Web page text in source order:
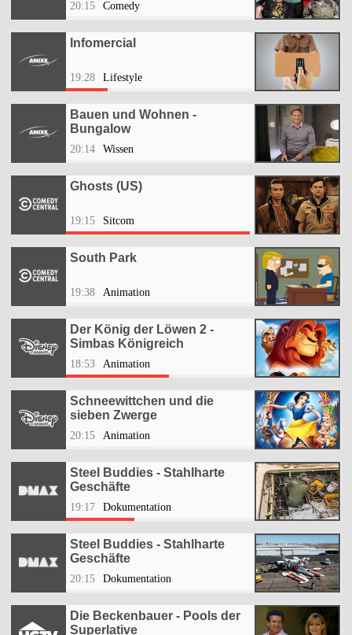
20:15 Comedy
Infomercial
19:28 Lifestyle
Bauen und Wohnen -
Bungalow
20:14 Wissen
Ghosts (US)
19:15 Sitcom
South Park
19:38 Animation
Der König der Löwen 2 -
Simbas Königreich
18:53 Animation
Schneewittchen und die
sieben Zwerge
20:15 Animation
Steel Buddies - Stahlharte
Geschäfte
19:17 Dokumentation
Steel Buddies - Stahlharte
Geschäfte
20:15 Dokumentation
Die Beckenbauer - Pools der
Superlative